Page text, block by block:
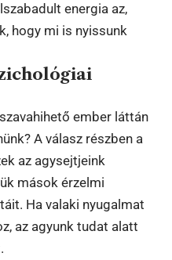
energia az,
hogy mi is nyissunk
ember láttán
A válasz részben a
az agysejtjeink
mások érzelmi
Ha valaki nyugalmat
az agyunk tudat alatt